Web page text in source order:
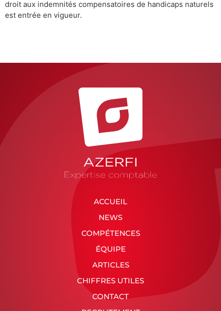
droit aux indemnités compensatoires de handicaps naturels
est entrée en vigueur.
ACCUEIL
NEWS
COMPÉTENCES
ÉQUIPE
ARTICLES
CHIFFRES UTILES
CONTACT